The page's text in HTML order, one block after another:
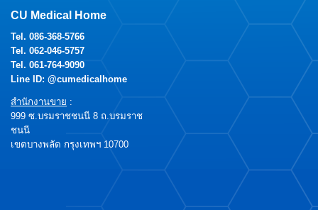
CU Medical Home
Tel. 086-368-5766
Tel. 062-046-5757
Tel. 061-764-9090
Line ID: @cumedicalhome
สำนักงานขาย :
999 ซ.บรมราชชนนี 8 ถ.บรมราช
ชนนี
เขตบางพลัด กรุงเทพฯ 10700